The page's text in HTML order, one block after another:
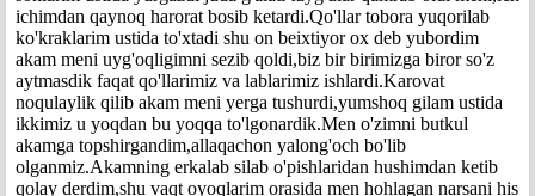
ichimdan qaynoq harorat bosib ketardi.Qo'llar tobora yuqorilab
ko'kraklarim ustida to'xtadi shu on beixtiyor ox deb yubordim
akam meni uyg'oqligimni sezib qoldi,biz bir birimizga biror so'z
aytmasdik faqat qo'llarimiz va lablarimiz ishlardi.Karovat
noqulaylik qilib akam meni yerga tushurdi,yumshoq gilam ustida
ikkimiz u yoqdan bu yoqqa to'lgonardik.Men o'zimni butkul
akamga topshirgandim,allaqachon yalong'och bo'lib
olganmiz.Akamning erkalab silab o'pishlaridan hushimdan ketib
qolay derdim,shu vaqt oyoqlarim orasida men hohlagan narsani his